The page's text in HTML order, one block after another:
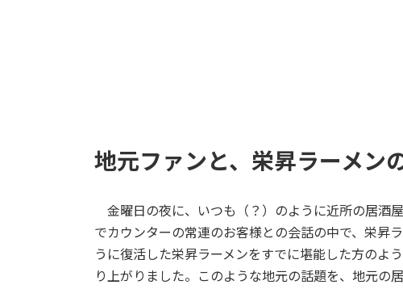
地元ファンと、栄昇ラーメン
金曜日の夜に、いつも（？）のように近所の居酒
でカウンターの常連のお客様との会話の中で、栄
うに復活した栄昇ラーメンをすでに堪能した方のよ
り上がりました。このような地元の話題を、地元の